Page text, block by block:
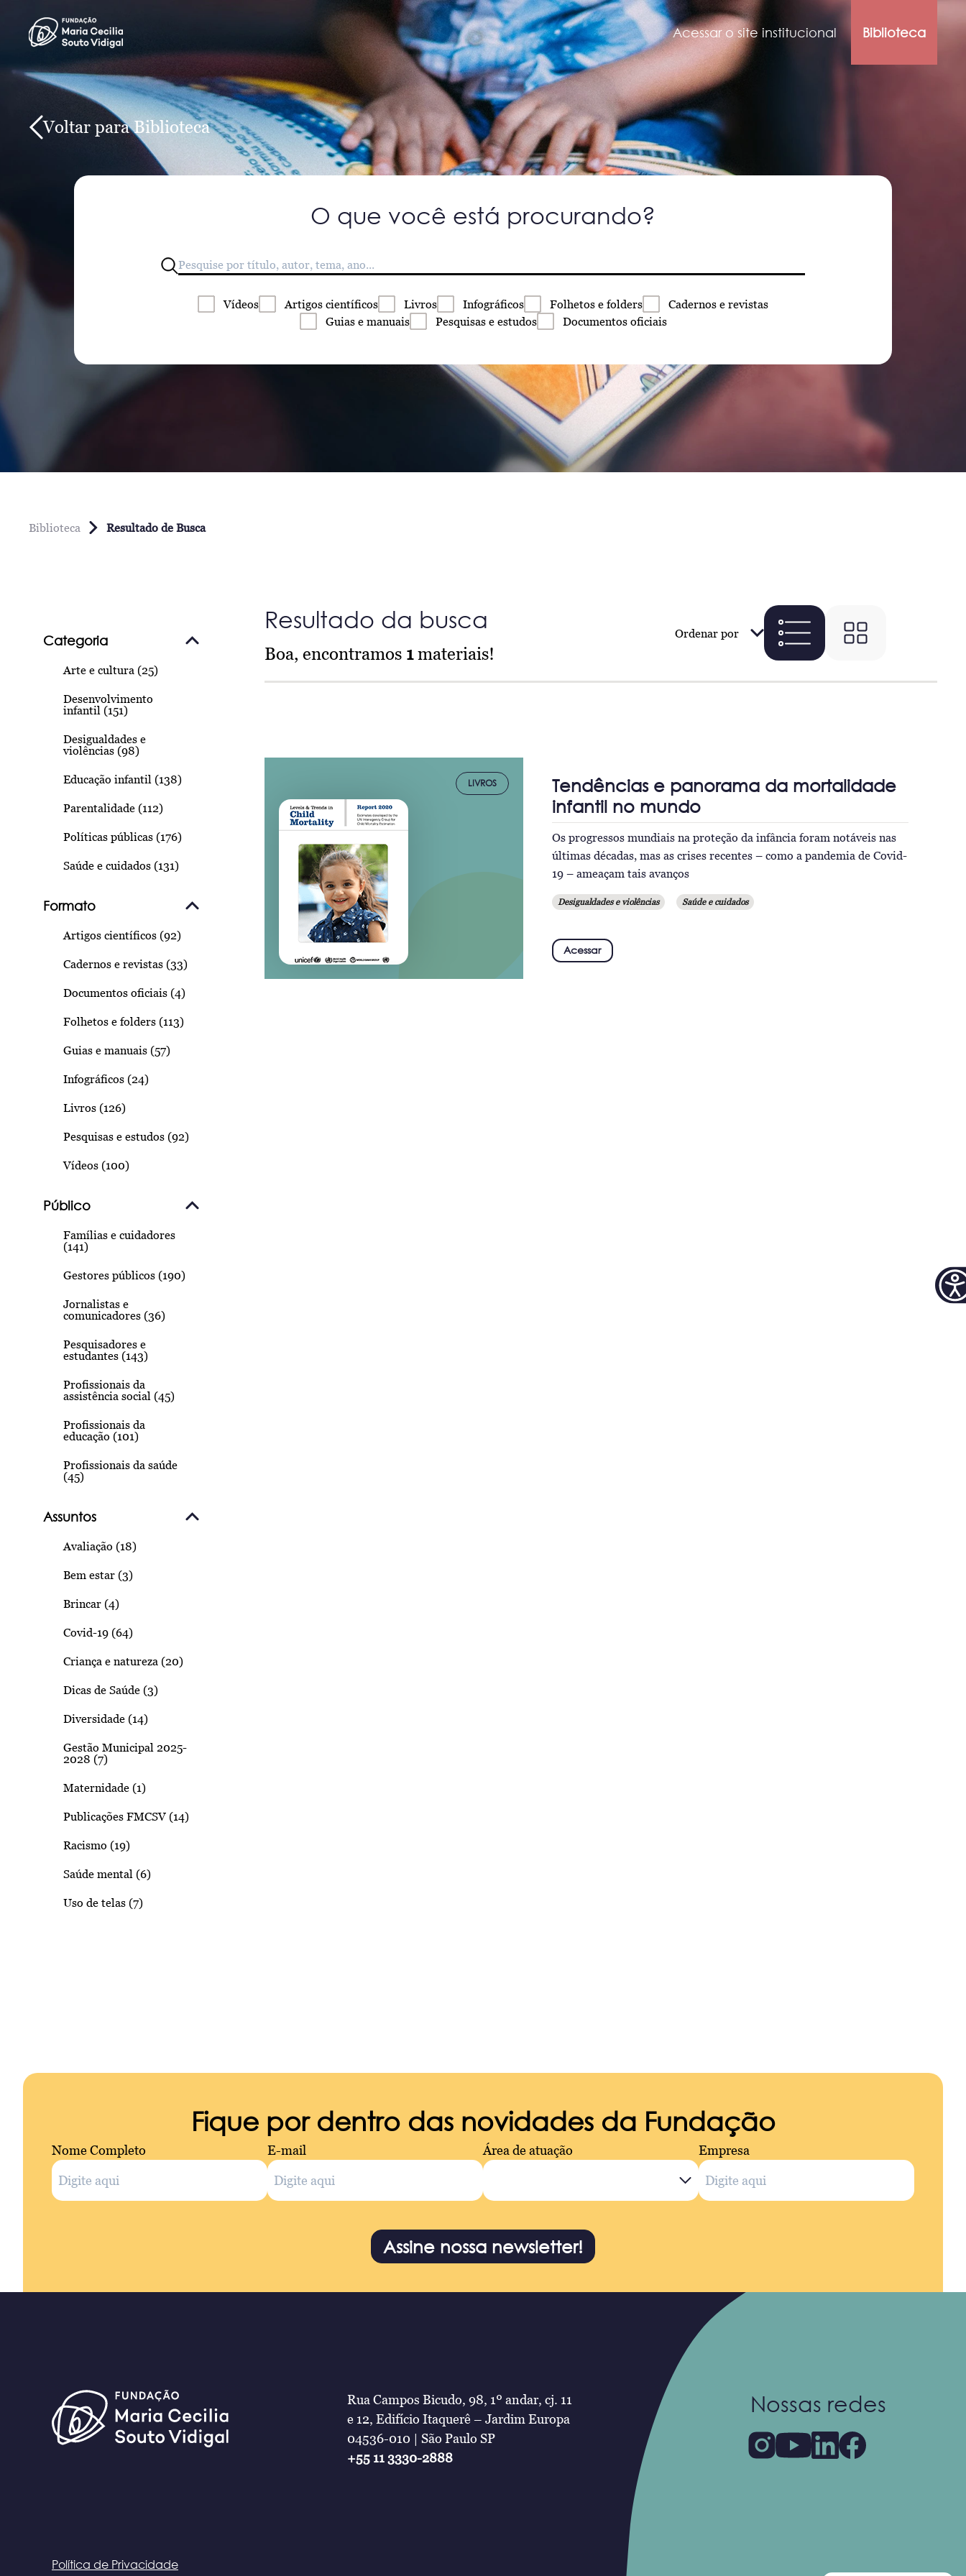
Acessar o site institucional Biblioteca
Voltar para Biblioteca
O que você está procurando?
Vídeos Artigos científicos Livros Infográficos Folhetos e folders Cadernos e revistas
Guias e manuais Pesquisas e estudos Documentos oficiais
Biblioteca Resultado de Busca
Categoria
Arte e cultura (25)
Desenvolvimento
infantil (151)
Desigualdades e
violências (98)
Educação infantil (138)
Parentalidade (112)
Políticas públicas (176)
Saúde e cuidados (131)
Formato
Artigos científicos (92)
Cadernos e revistas (33)
Documentos oficiais (4)
Folhetos e folders (113)
Guias e manuais (57)
Infográficos (24)
Livros (126)
Pesquisas e estudos (92)
Vídeos (100)
Público
Famílias e cuidadores
(141)
Gestores públicos (190)
Jornalistas e
comunicadores (36)
Pesquisadores e
estudantes (143)
Profissionais da
assistência social (45)
Profissionais da
educação (101)
Profissionais da saúde
(45)
Assuntos
Avaliação (18)
Bem estar (3)
Brincar (4)
Covid-19 (64)
Criança e natureza (20)
Dicas de Saúde (3)
Diversidade (14)
Gestão Municipal 2025-
2028 (7)
Maternidade (1)
Publicações FMCSV (14)
Racismo (19)
Saúde mental (6)
Uso de telas (7)
Resultado da busca
Boa, encontramos 1materiais!
Ordenar por
LIVROS
Tendências e panorama da mortalidade
infantil no mundo
Os progressos mundiais na proteção da infância foram notáveis nas
últimas décadas, mas as crises recentes – como a pandemia de Covid-
19 – ameaçam tais avanços
Desigualdades e violências Saúde e cuidados
Acessar
Fique por dentro das novidades da Fundação
Nome Completo E-mail Área de atuação Empresa
Assine nossa newsletter!
Rua Campos Bicudo, 98, 1º andar, cj. 11
e 12, Edifício Itaquerê – Jardim Europa
04536-010 | São Paulo SP
+55 11 3330-2888
Nossas redes
Política de Privacidade